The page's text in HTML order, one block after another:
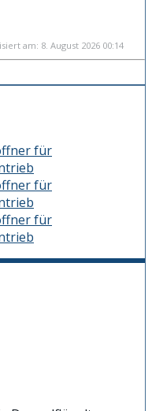
am: 8. August 2026 00:14